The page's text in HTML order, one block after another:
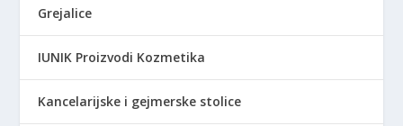
Grejalice
IUNIK Proizvodi Kozmetika
Kancelarijske i gejmerske stolice